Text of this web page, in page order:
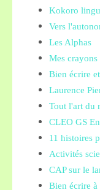
Kokoro
Vers
Les Alphas
Mes crayons
Bien écrire
Laurence
Tout l'art du
CLEO GS
11 histoires
Activités
CAP sur le
Bien écrire à